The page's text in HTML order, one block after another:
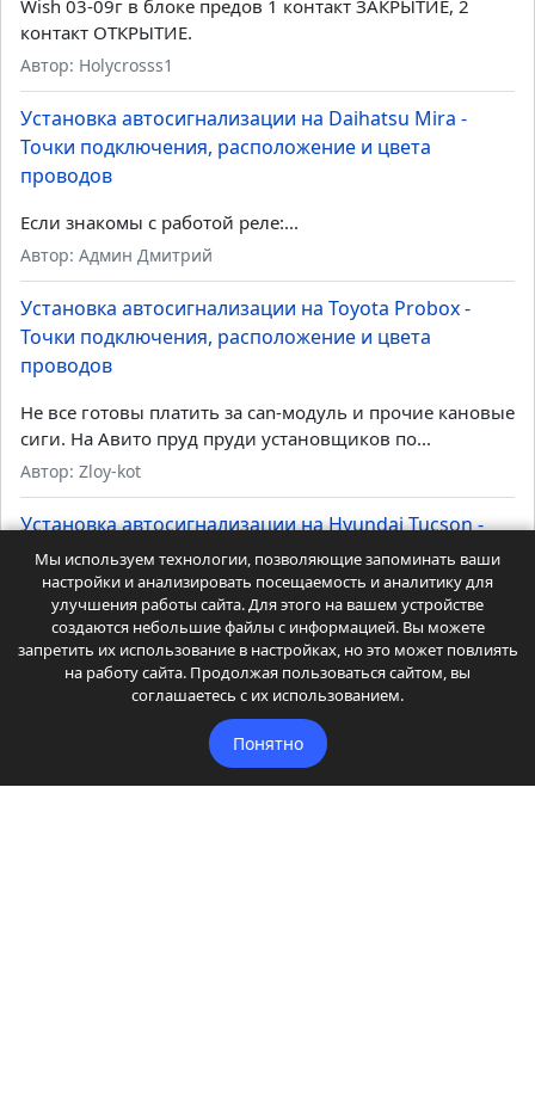
Wish 03-09г в блоке предов 1 контакт ЗАКРЫТИЕ, 2
контакт ОТКРЫТИЕ.
Автор: Holycrosss1
Установка автосигнализации на Daihatsu Mira -
Точки подключения, расположение и цвета
проводов
Если знакомы с работой реле:...
Автор: Админ Дмитрий
Установка автосигнализации на Toyota Probox -
Точки подключения, расположение и цвета
проводов
Не все готовы платить за can-модуль и прочие кановые
сиги. На Авито пруд пруди установщиков по...
Автор: Zloy-kot
Установка автосигнализации на Hyundai Tucson -
Точки подключения, расположение и цвета
проводов
Тусан 2024 чтобы шматка не срабатывала при аз
подать импульс 7 секунд при постановке в охрану на...
Автор: Сегей
Установка автосигнализации на Daihatsu Mira -
Точки подключения, расположение и цвета
Мы используем технологии, позволяющие запоминать ваши
настройки и анализировать посещаемость и аналитику для
улучшения работы сайта. Для этого на вашем устройстве
создаются небольшие файлы с информацией. Вы можете
запретить их использование в настройках, но это может повлиять
на работу сайта. Продолжая пользоваться сайтом, вы
соглашаетесь с их использованием.
Понятно